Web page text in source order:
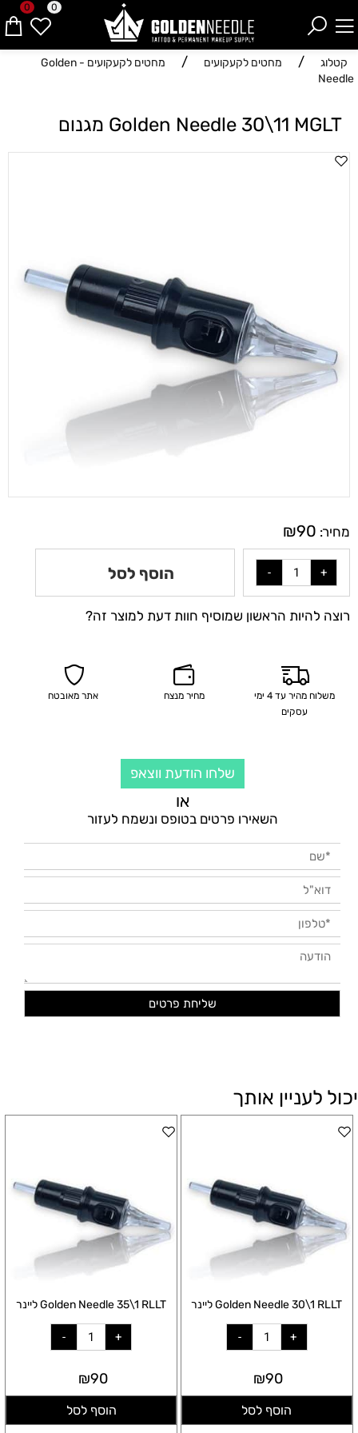
0 0
קטלוג / מחטים לקעקועים /
מחטים לקעקועים - Golden
Needle
Golden Needle 30\11 MGLT מגנום
מחיר: ₪90
הוסף לסל
רוצה להיות הראשון שמוסיף חוות דעת למוצר זה?
משלוח מהיר עד 4 ימי
עסקים
מחיר מנצח אתר מאובטח
שלחו הודעת ווצאפ
או
השאירו פרטים בטופס ונשמח לעזור
יכול לעניין אותך
Golden Needle 30\1 RLLT ליינר
₪90
הוסף לסל
Golden Needle 35\1 RLLT ליינר
₪90
הוסף לסל